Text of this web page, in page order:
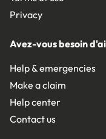
Privacy
Avez-vous besoin
Help & emergencies
Make a claim
Help center
Contact us